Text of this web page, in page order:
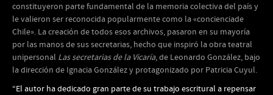
constituyeron parte fundamental de la memoria colectiva del país y
le valieron ser reconocida popularmente como la «concienciade
Chile». La creación de todos esos archivos, pasaron en su mayoría
por las manos de sus secretarias, hecho que inspiró la obra teatral
unipersonal Las secretarias de la Vicaría, de Leonardo González, bajo
la dirección de Ignacia González y protagonizado por Patricia Cuyul.
“El autor ha dedicado gran parte de su trabajo escritural a repensar